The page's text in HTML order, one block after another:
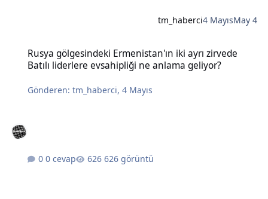
tm_haberci4 MayısMay 4
Rusya gölgesindeki Ermenistan'ın iki ayrı zirvede
Batılı liderlere evsahipliği ne anlama geliyor?
Gönderen:tm_haberci,4 Mayıs
0 cevap 626 görüntü